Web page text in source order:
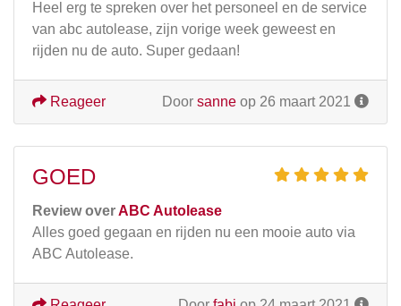
Heel erg te spreken over het personeel en de service
van abc autolease, zijn vorige week geweest en
rijden nu de auto. Super gedaan!
Door sanne op 26 maart 2021
Reageer
GOED
Review overABC Autolease
Alles goed gegaan en rijden nu een mooie auto via
ABC Autolease.